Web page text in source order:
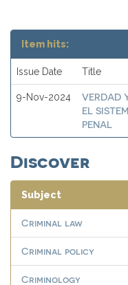
Item hits:
Issue Date Title
9-Nov-2024
VERDAD
EL
PENAL
Discover
Subject
Criminal law
Criminal policy
Criminology